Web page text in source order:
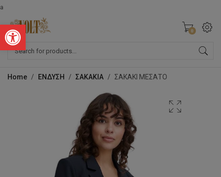
Ανοίξτε τη γραμμή εργαλείων
a
0
Products
Home / ΕΝΔΥΣΗ / ΣΑΚΑΚΙΑ / ΣΑΚΑΚΙ ΜΕΣΑΤΟ